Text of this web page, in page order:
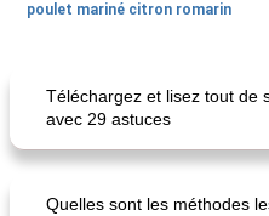
poulet mariné citron romarin
Téléchargez et lisez tout de
avec 29 astuces
Quelles sont les méthodes